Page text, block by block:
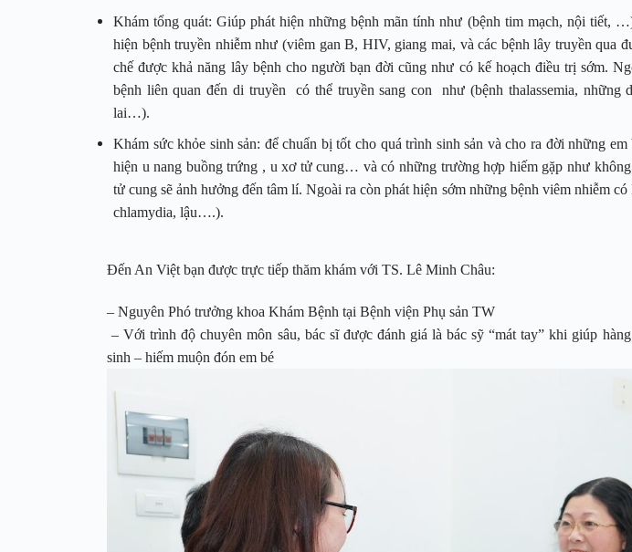
Khám tổng quát: Giúp phát hiện những bệnh mãn tính như (bệnh tim mạch, nội tiết,
hiện bệnh truyền nhiễm như (viêm gan B, HIV, giang mai, và các bệnh lây truyền qua
chế được khả năng lây bệnh cho người bạn đời cũng như có kế hoạch điều trị sớm.
bệnh liên quan đến di truyền có thể truyền sang con như (bệnh thalassemia, những
lai…).
Khám sức khỏe sinh sản: để chuẩn bị tốt cho quá trình sinh sản và cho ra đời những
hiện u nang buồng trứng , u xơ tử cung… và có những trường hợp hiếm gặp như
tử cung sẽ ảnh hưởng đến tâm lí. Ngoài ra còn phát hiện sớm những bệnh viêm nhiễm
chlamydia, lậu….).
Đến An Việt bạn được trực tiếp thăm khám với TS. Lê Minh Châu:
– Nguyên Phó trưởng khoa Khám Bệnh tại Bệnh viện Phụ sản TW
– Với trình độ chuyên môn sâu, bác sĩ được đánh giá là bác sỹ “mát tay” khi giúp
sinh – hiếm muộn đón em bé